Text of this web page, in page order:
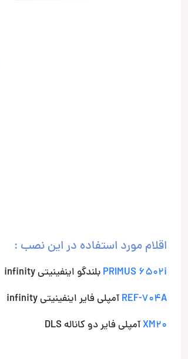
اقلام مورد استفاده در این نصب :
PRIMUS 6502iبلندگو اینفینیتی infinity
REF-704Aآمپلی فایر اینفینیتی infinity
XM20آمپلی فایر دو کاناله DLS